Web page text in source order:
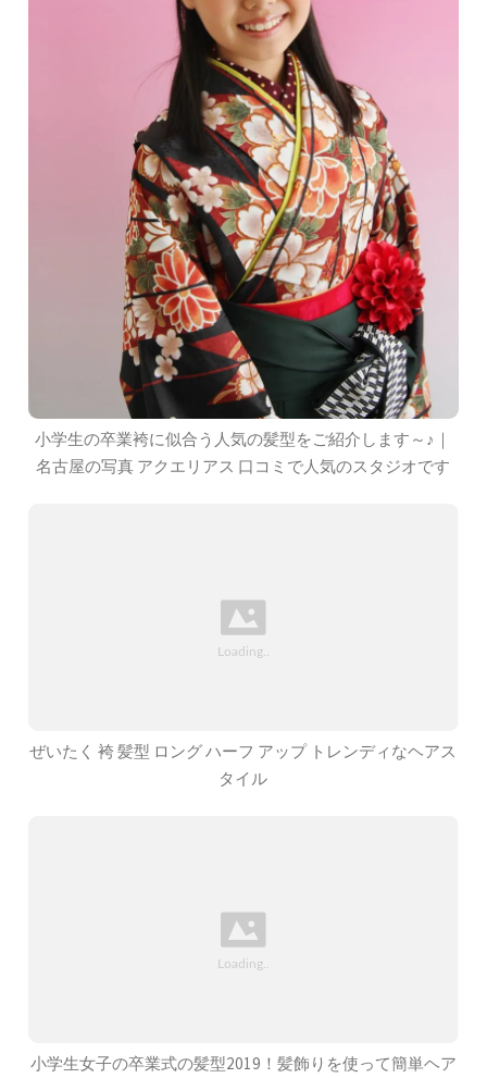
小学生の卒業袴に似合う人気の髪型をご紹介します～♪｜
名古屋の写真 アクエリアス 口コミで人気のスタジオです
ぜいたく 袴 髪型 ロング ハーフ アップ トレンディなヘアス
タイル
小学生女子の卒業式の髪型2019！髪飾りを使って簡単ヘア